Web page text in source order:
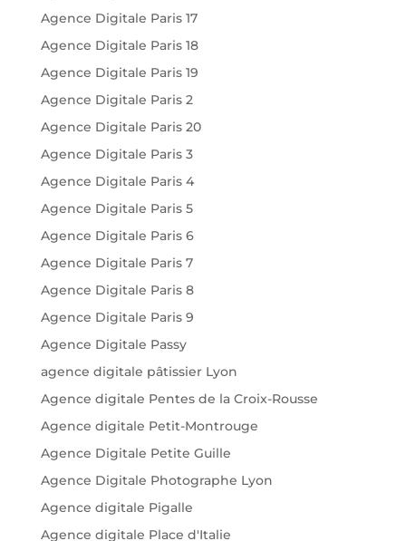
Agence Digitale Paris 17
Agence Digitale Paris 18
Agence Digitale Paris 19
Agence Digitale Paris 2
Agence Digitale Paris 20
Agence Digitale Paris 3
Agence Digitale Paris 4
Agence Digitale Paris 5
Agence Digitale Paris 6
Agence Digitale Paris 7
Agence Digitale Paris 8
Agence Digitale Paris 9
Agence Digitale Passy
agence digitale pâtissier Lyon
Agence digitale Pentes de la Croix-Rousse
Agence digitale Petit-Montrouge
Agence Digitale Petite Guille
Agence Digitale Photographe Lyon
Agence digitale Pigalle
Agence digitale Place d'Italie